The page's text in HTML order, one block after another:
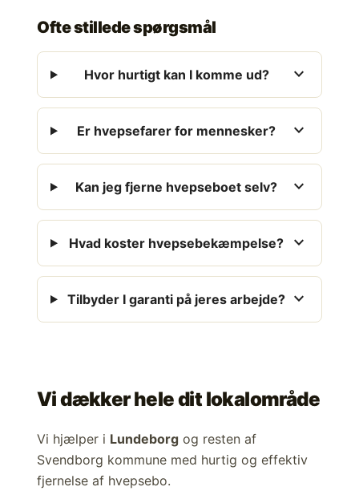
Ofte stillede spørgsmål
Hvor hurtigt kan I komme ud? expand_more
Er hvepsefarer for mennesker? expand_more
Kan jeg fjerne hvepseboet selv? expand_more
Hvad koster hvepsebekæmpelse? expand_more
Tilbyder I garanti på jeres arbejde? expand_more
Vi dækker hele dit lokalområde
Vi hjælper i Lundeborg og resten af
Svendborg kommune med hurtig og effektiv
fjernelse af hvepsebo.